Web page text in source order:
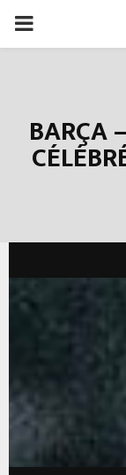
PRIMARY
BARÇA